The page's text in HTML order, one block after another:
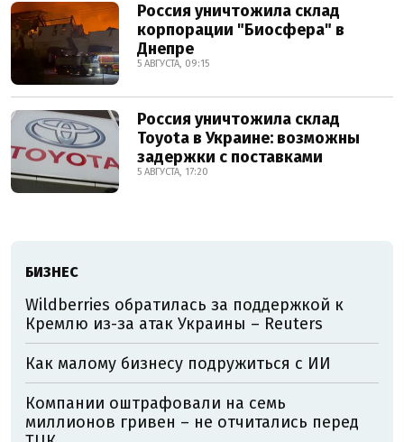
Россия уничтожила склад
корпорации "Биосфера" в
Днепре
5 АВГУСТА, 09:15
Россия уничтожила склад
Toyota в Украине: возможны
задержки с поставками
5 АВГУСТА, 17:20
БИЗНЕС
Wildberries обратилась за поддержкой к
Кремлю из-за атак Украины – Reuters
Как малому бизнесу подружиться с ИИ
Компании оштрафовали на семь
миллионов гривен – не отчитались перед